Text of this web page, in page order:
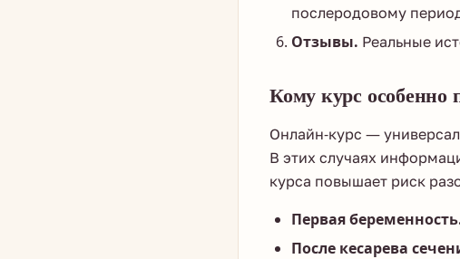
послеродовому
Отзывы. Реальные
Кому курс особенно
Онлайн-курс —
В этих случаях
курса повышает риск
Первая
После кесарева